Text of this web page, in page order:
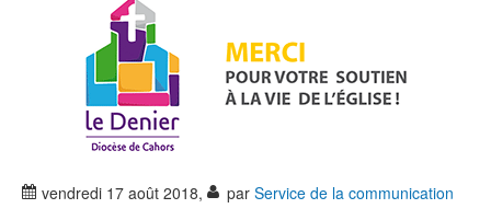
vendredi 17 août 2018, par Service de la communication